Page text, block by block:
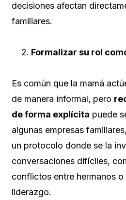
decisiones afectan
familiares.
Formalizar su rol
Es común que la mamá
de manera informal, pero
de forma explícita puede
algunas empresas
un protocolo donde se la
conversaciones difíciles,
conflictos entre hermanos
liderazgo.